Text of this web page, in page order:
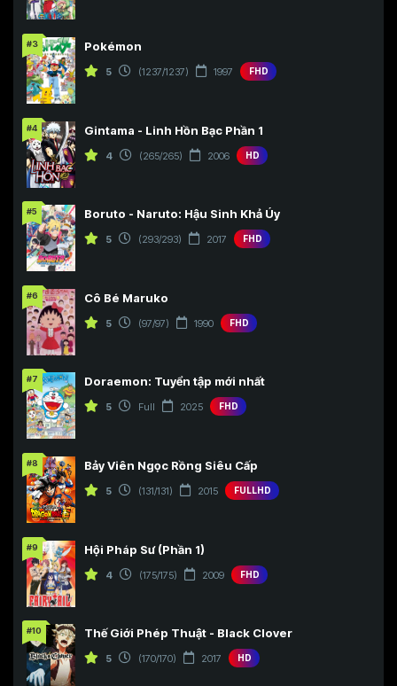
#3 Pokémon
5 (1237/1237) 1997 FHD
#4 Gintama - Linh Hồn Bạc Phần 1
4 (265/265) 2006 HD
#5 Boruto - Naruto: Hậu Sinh Khả Úy
5 (293/293) 2017 FHD
#6 Cô Bé Maruko
5 (97/97) 1990 FHD
#7 Doraemon: Tuyển tập mới nhất
5 Full 2025 FHD
#8 Bảy Viên Ngọc Rồng Siêu Cấp
5 (131/131) 2015 FULLHD
#9 Hội Pháp Sư (Phần 1)
4 (175/175) 2009 FHD
#10 Thế Giới Phép Thuật - Black Clover
5 (170/170) 2017 HD